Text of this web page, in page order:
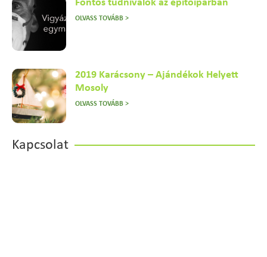
Fontos tudnivalók az építőiparban
OLVASS TOVÁBB >
2019 Karácsony – Ajándékok Helyett
Mosoly
OLVASS TOVÁBB >
Kapcsolat